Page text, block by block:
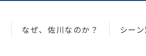
なぜ、佐川なのか？ シー